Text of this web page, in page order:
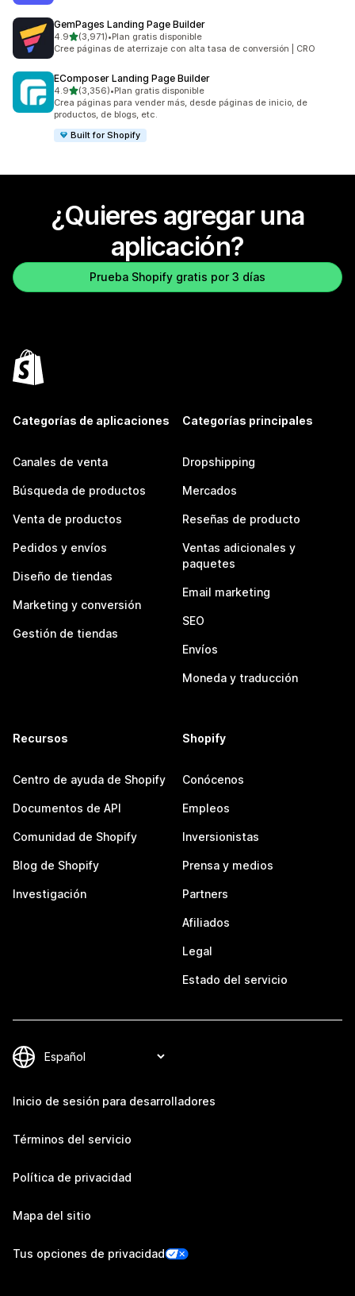
GemPages Landing Page Builder
4.9de 5 estrellas
(3,971)
3971 reseñas en total
•Plan gratis disponible
Cree páginas de aterrizaje con alta tasa de conversión | CRO
EComposer Landing Page Builder
4.9de 5 estrellas
(3,356)
3356 reseñas en total
•Plan gratis disponible
Crea páginas para vender más, desde páginas de inicio, de
productos, de blogs, etc.
Built for Shopify
¿Quieres agregar una
aplicación?
Prueba Shopify gratis por 3 días
Categorías de aplicaciones
Canales de venta
Búsqueda de productos
Venta de productos
Pedidos y envíos
Diseño de tiendas
Marketing y conversión
Gestión de tiendas
Categorías principales
Dropshipping
Mercados
Reseñas de producto
Ventas adicionales y
paquetes
Email marketing
SEO
Envíos
Moneda y traducción
Recursos
Centro de ayuda de Shopify
Documentos de API
Comunidad de Shopify
Blog de Shopify
Investigación
Shopify
Conócenos
Empleos
Inversionistas
Prensa y medios
Partners
Afiliados
Legal
Estado del servicio
Inicio de sesión para desarrolladores
Términos del servicio
Política de privacidad
Mapa del sitio
Tus opciones de privacidad